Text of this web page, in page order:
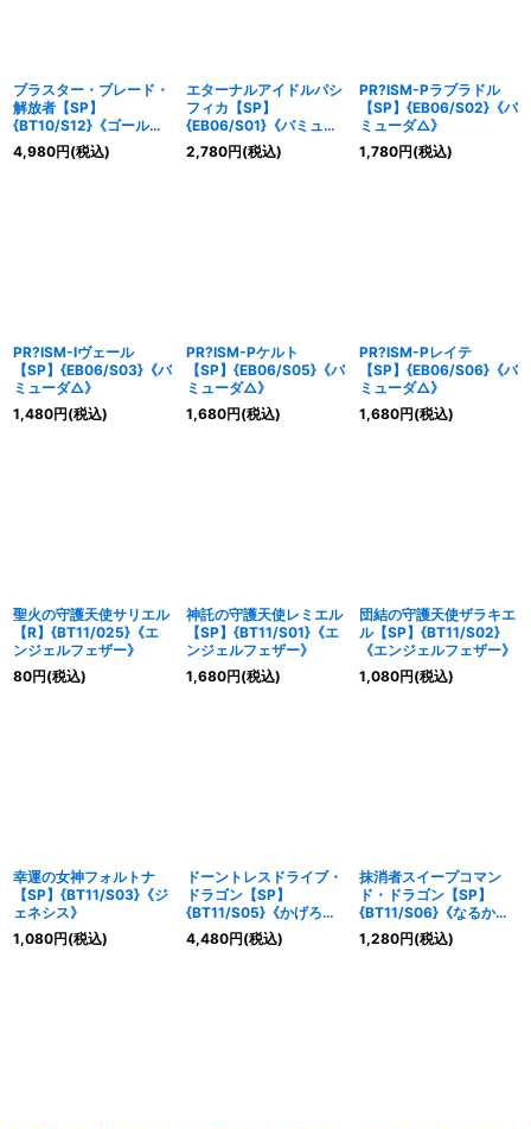
ブラスター・ブレード・
解放者【SP】
{BT10/S12}《ゴールド
パラディン》
4,980円(税込)
エターナルアイドルパシ
フィカ【SP】
{EB06/S01}《バミュー
ダ△》
2,780円(税込)
PR?ISM-Pラブラドル
【SP】{EB06/S02}《バ
ミューダ△》
1,780円(税込)
PR?ISM-Iヴェール
【SP】{EB06/S03}《バ
ミューダ△》
1,480円(税込)
PR?ISM-Pケルト
【SP】{EB06/S05}《バ
ミューダ△》
1,680円(税込)
PR?ISM-Pレイテ
【SP】{EB06/S06}《バ
ミューダ△》
1,680円(税込)
聖火の守護天使サリエル
【R】{BT11/025}《エ
ンジェルフェザー》
80円(税込)
神託の守護天使レミエル
【SP】{BT11/S01}《エ
ンジェルフェザー》
1,680円(税込)
団結の守護天使ザラキエ
ル【SP】{BT11/S02}
《エンジェルフェザー》
1,080円(税込)
幸運の女神フォルトナ
【SP】{BT11/S03}《ジ
ェネシス》
1,080円(税込)
ドーントレスドライブ・
ドラゴン【SP】
{BT11/S05}《かげろ
う》
4,480円(税込)
抹消者スイープコマン
ド・ドラゴン【SP】
{BT11/S06}《なるか
み》
1,280円(税込)